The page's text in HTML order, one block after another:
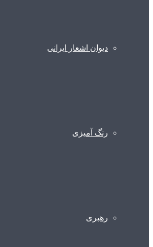
دیوان اشعار ایرانی
رنگ آمیزی
رهبری